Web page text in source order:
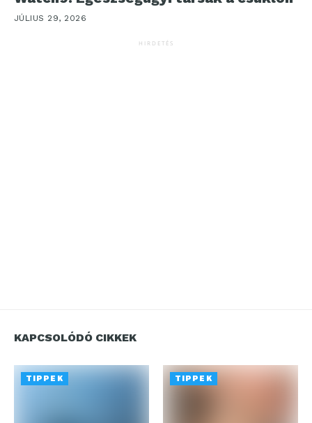
JÚLIUS 29, 2026
HIRDETÉS
KAPCSOLÓDÓ CIKKEK
TIPPEK TIPPEK